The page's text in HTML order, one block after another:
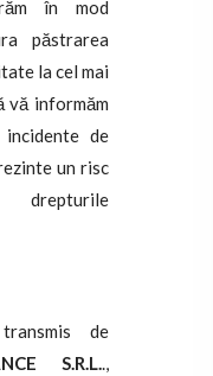
în mod
păstrarea
la cel mai
vă informăm
de
un risc
de
S.R.L..,